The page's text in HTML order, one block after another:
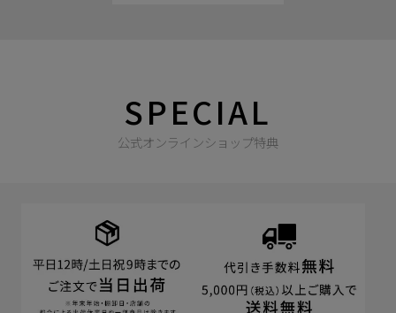
SPECIAL
公式オンラインショップ特典